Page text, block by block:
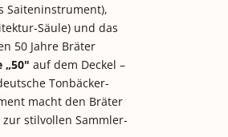
Saiteninstrument),
Säule) und das
50 Jahre Bräter
„50" auf dem Deckel –
Tonbäcker-
macht den Bräter
stilvollen Sammler-